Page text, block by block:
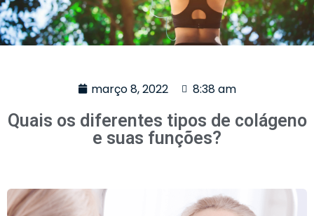
março 8, 2022 8:38 am
Quais os diferentes tipos de colágeno
e suas funções?